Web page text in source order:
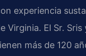
experiencia
Virginia. El Sr. Sris
más de 120